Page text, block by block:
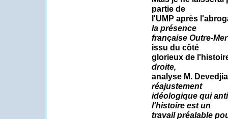
partie de
l'UMP après
la présence
française Outre-
issu du côté
glorieux de
droite,
analyse M.
réajustement
idéologique qui
l'histoire est un
travail préalable